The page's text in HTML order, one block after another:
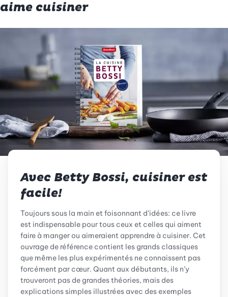
aime cuisiner
Avec Betty Bossi, cuisiner est
facile!
Toujours sous la main et foisonnant d’idées: ce livre
est indispensable pour tous ceux et celles qui aiment
faire à manger ou aimeraient apprendre à cuisiner. Cet
ouvrage de référence contient les grands classiques
que même les plus expérimentés ne connaissent pas
forcément par cœur. Quant aux débutants, ils n’y
trouveront pas de grandes théories, mais des
explications simples illustrées avec des exemples